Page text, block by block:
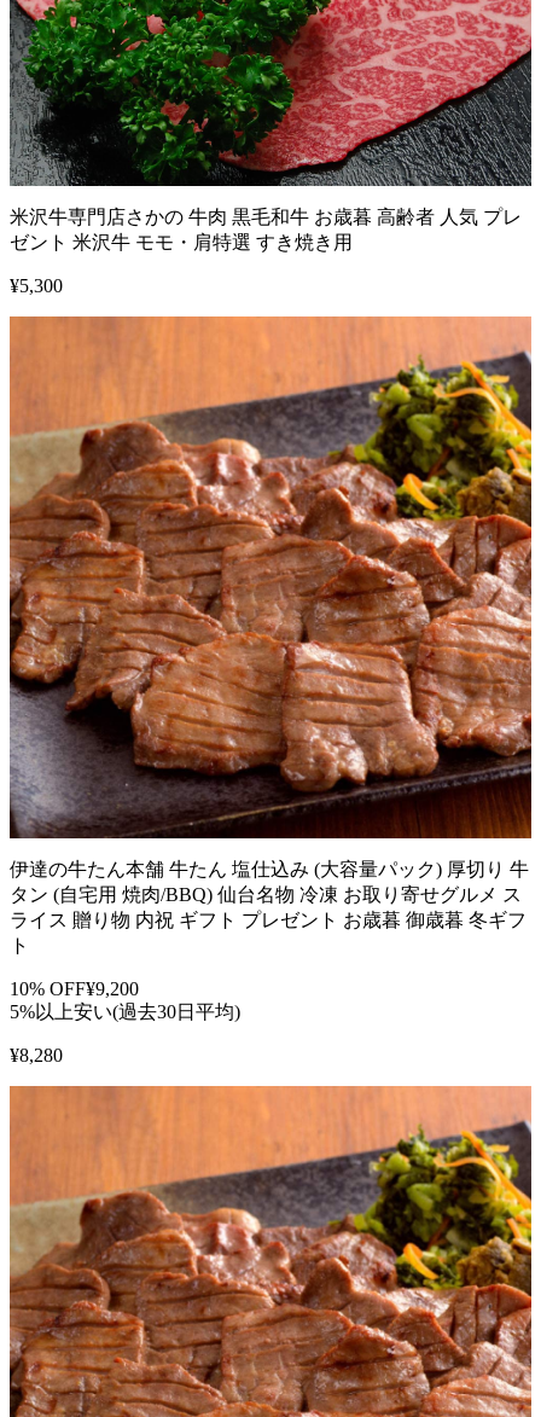
米沢牛専門店さかの 牛肉 黒毛和牛 お歳暮 高齢者 人気 プレ
ゼント 米沢牛 モモ・肩特選 すき焼き用
¥5,300
伊達の牛たん本舗 牛たん 塩仕込み (大容量パック) 厚切り 牛
タン (自宅用 焼肉/BBQ) 仙台名物 冷凍 お取り寄せグルメ ス
ライス 贈り物 内祝 ギフト プレゼント お歳暮 御歳暮 冬ギフ
ト
10% OFF¥9,200
5%以上安い(過去30日平均)
¥8,280